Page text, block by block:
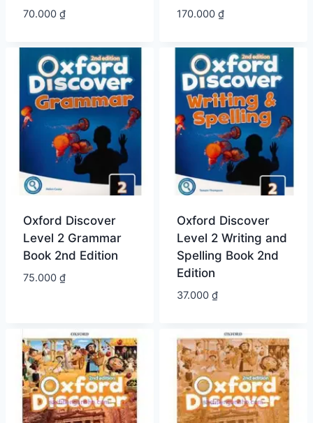
70.000 ₫ 170.000 ₫
Oxford Discover
Level 2 Grammar
Book 2nd Edition
75.000 ₫
Oxford Discover
Level 2 Writing and
Spelling Book 2nd
Edition
37.000 ₫